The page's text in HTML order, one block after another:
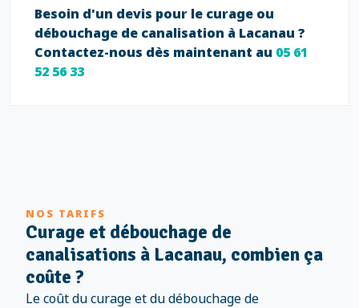
Besoin d'un devis pour le curage ou
débouchage de canalisation à Lacanau ?
Contactez-nous dès maintenant au 05 61
52 56 33
NOS TARIFS
Curage et débouchage de
canalisations à Lacanau, combien ça
coûte ?
Le coût du curage et du débouchage de